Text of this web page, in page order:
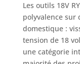
Les outils 18V
polyvalence sur
domestique :
tension de 18
une catégorie